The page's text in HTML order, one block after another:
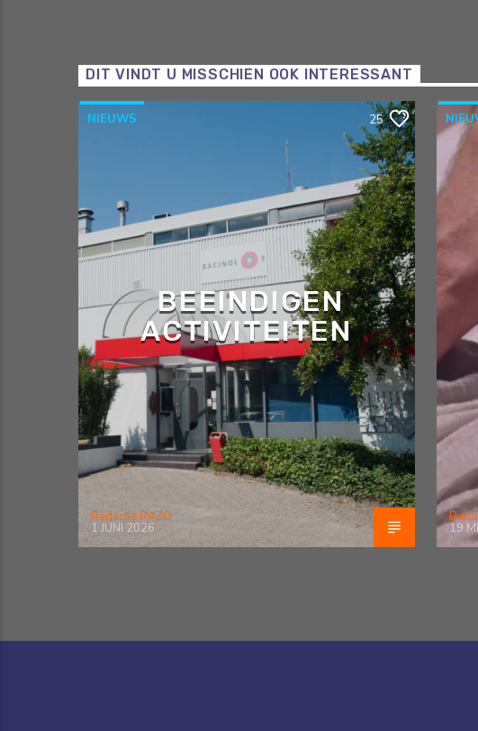
DIT VINDT U MISSCHIEN OOK INTERESSANT
NIEUWS 25
BEEINDIGEN
ACTIVITEITEN
Redactie RAZO
1 JUNI 2026 19